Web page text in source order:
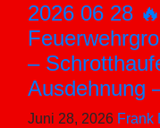
2026 06 28
–
Ausdehnung
Juni 28, 2026 Frank